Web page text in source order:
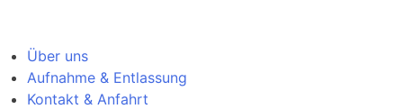
Über uns
Aufnahme & Entlassung
Kontakt & Anfahrt